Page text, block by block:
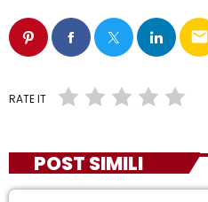
email
RATE IT
POST SIMILI